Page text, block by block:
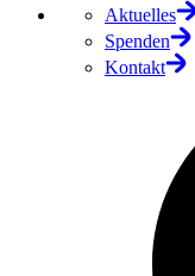
Aktuelles
Spenden
Kontakt